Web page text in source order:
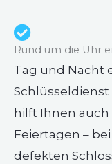
Rund um die Uhr
Tag und Nacht
hilft Ihnen
Feiertagen –
defekten